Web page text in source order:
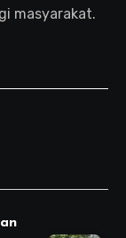
masyarakat.